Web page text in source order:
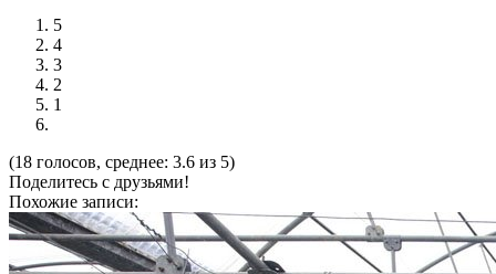
5
4
3
2
1
(18 голосов, среднее: 3.6 из 5)
Поделитесь с друзьями!
Похожие записи: